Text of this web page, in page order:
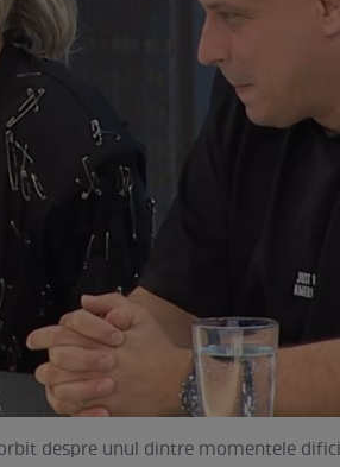
despre unul dintre momentele